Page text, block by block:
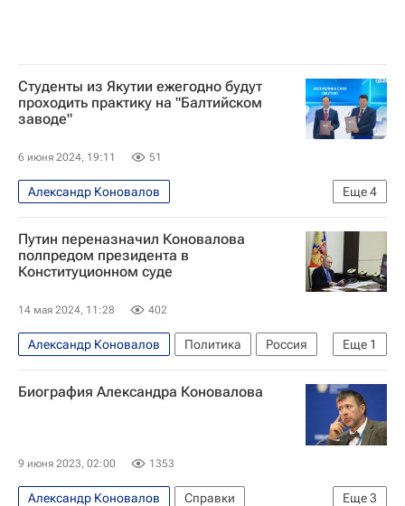
Студенты из Якутии ежегодно будут
проходить практику на "Балтийском
заводе"
6 июня 2024, 19:11 51
Еще4
Александр Коновалов
Республика Саха (Якутия)
Экономика
Айсен Николаев
Балтийский завод
Путин переназначил Коновалова
полпредом президента в
Конституционном суде
14 мая 2024, 11:28 402
Еще 1
Александр Коновалов Политика
Россия
Владимир Путин
Биография Александра Коновалова
9 июня 2023, 02:00 1353
Еще3
Александр Коновалов
Справки